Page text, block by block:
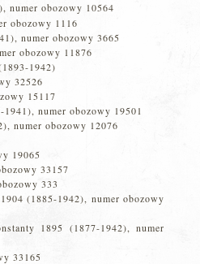
numer obozowy 10564
obozowy 1116
numer obozowy 3665
obozowy 11876
1942)
32526
15117
numer obozowy 19501
numer obozowy 12076
19065
33157
333
(1885-1942), numer obozowy
1895 (1877-1942), numer
33165